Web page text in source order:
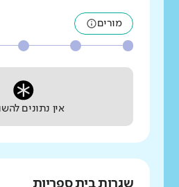
מורים
אין נתונים
שגרות בית ספריות